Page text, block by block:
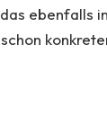
ebenfalls